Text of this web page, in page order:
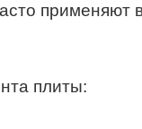
применяют
плиты: